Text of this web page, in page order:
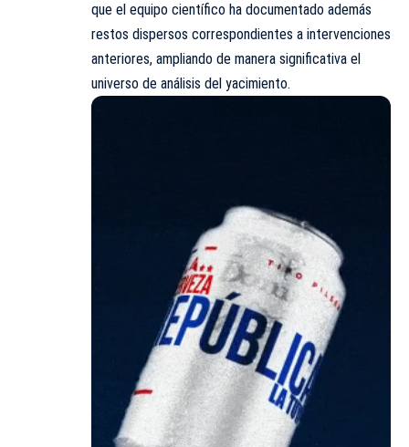
que el equipo científico ha documentado además
restos dispersos correspondientes a intervenciones
anteriores, ampliando de manera significativa el
universo de análisis del yacimiento.